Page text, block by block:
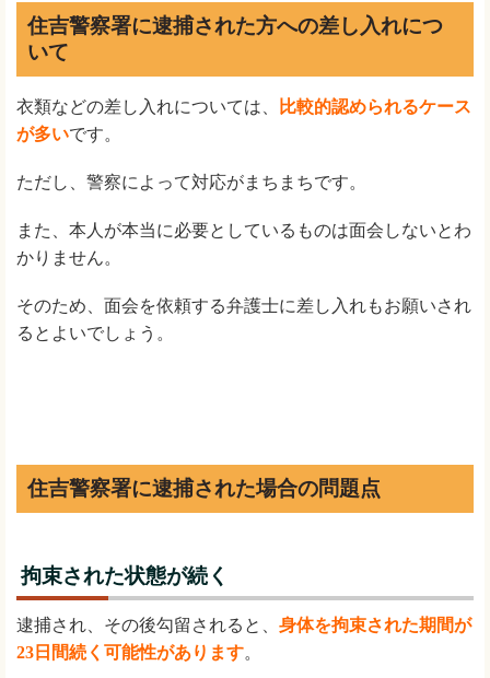
住吉警察署に逮捕された方への差し入れにつ
いて
衣類などの差し入れについては、
比較的認められるケース
が多いです。
ただし、警察によって対応がまちまちです。
また、本人が本当に必要としているものは面会しないとわ
かりません。
そのため、面会を依頼する弁護士に差し入れもお願いされ
るとよいでしょう。
住吉警察署に逮捕された場合の問題点
拘束された状態が続く
逮捕され、その後勾留されると、 身体を拘束された期間が
23日間続く可能性があります。